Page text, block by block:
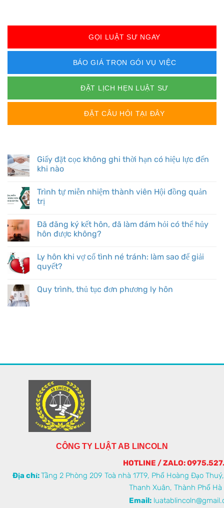
GỌI LUẬT SƯ NGAY
BÁO GIÁ TRỌN GÓI VỤ VIỆC
ĐẶT LỊCH HẸN LUẬT SƯ
ĐẶT CÂU HỎI TẠI ĐÂY
Giấy đặt cọc không ghi thời hạn có hiệu lực đến
khi nào
Trình tự miễn nhiệm thành viên Hội đồng quản
trị
Đã đăng ký kết hôn, đã làm đám hỏi có thể hủy
hôn được không?
Ly hôn khi vợ cố tình né tránh: làm sao để giải
quyết?
Quy trình, thủ tục đơn phương ly hôn
CÔNG TY LUẬT AB LINCOLN
HOTLINE / ZALO:
Địa chỉ:Tầng 2 Phòng 209 Toà nhà 17T9, Phố Hoàng Đạo
Thanh Xuân, Thành Phố Hà
Email: